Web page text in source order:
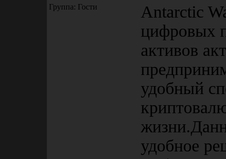
Группа: Гости
Antarctic
цифровых
активов
удобный
удобное